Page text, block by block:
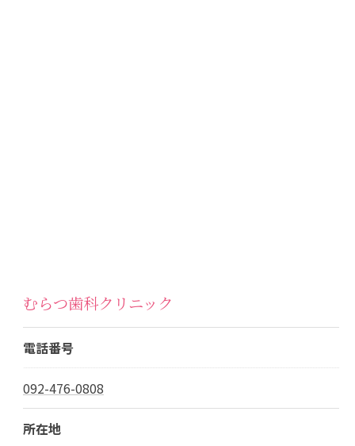
むらつ歯科クリニック
電話番号
092-476-0808
所在地